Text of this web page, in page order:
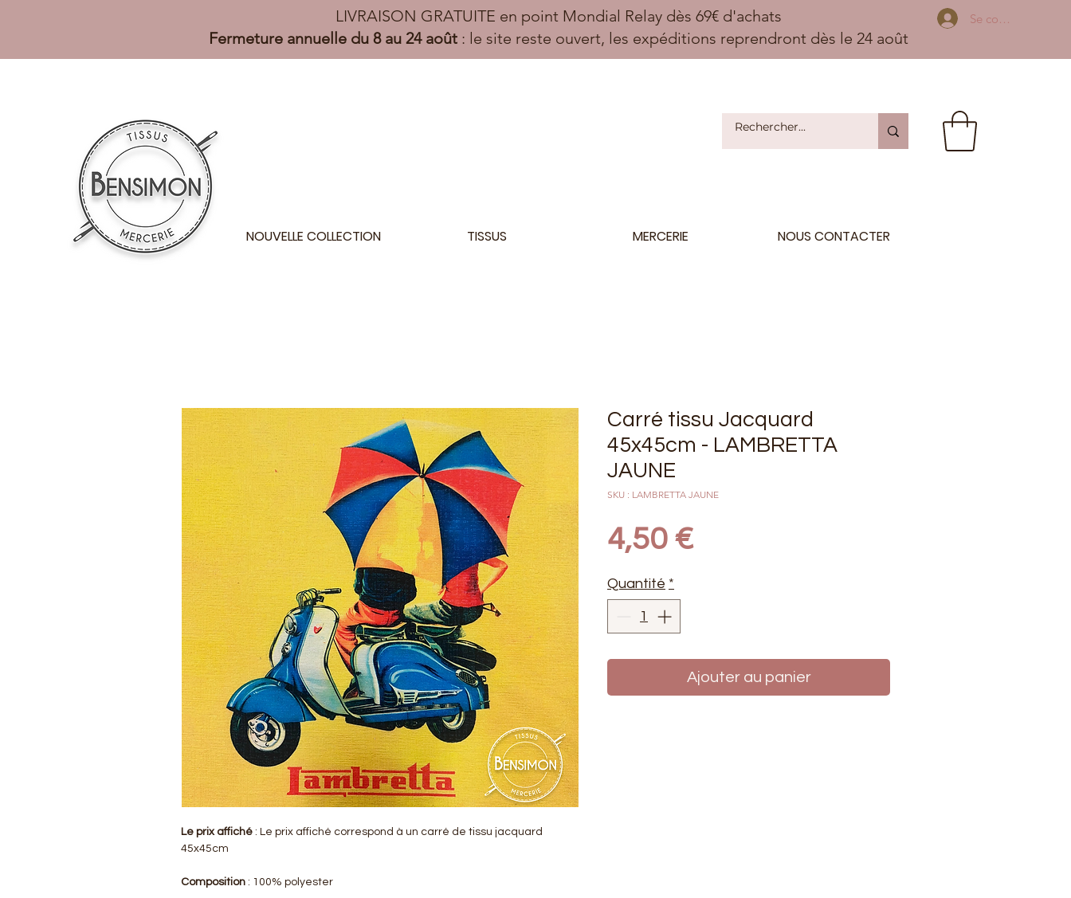
LIVRAISON GRATUITE en point Mondial Relay dès 69€ d'achats
Fermeture annuelle du 8 au 24 août: le site reste ouvert, les expéditions reprendront dès le 24 août
Se connecter
NOUVELLE COLLECTION TISSUS MERCERIE NOUS CONTACTER
Le prix affiché : Le prix affiché correspond à un carré de tissu jacquard
45x45cm
Composition : 100% polyester
Carré tissu Jacquard
45x45cm - LAMBRETTA
JAUNE
SKU : LAMBRETTA JAUNE
4,50 €Prix
Quantité *
Ajouter au panier